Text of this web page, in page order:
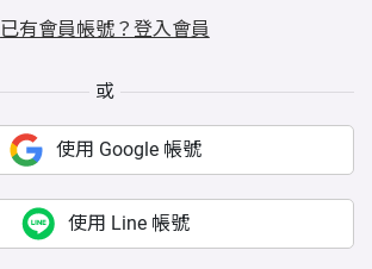
已有會員帳號？登入會員
或
使用 Google 帳號
使用 Line 帳號